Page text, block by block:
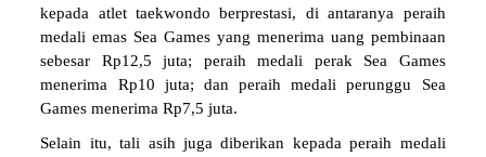
kepada atlet taekwondo berprestasi, di antaranya peraih
medali emas Sea Games yang menerima uang pembinaan
sebesar Rp12,5 juta; peraih medali perak Sea Games
menerima Rp10 juta; dan peraih medali perunggu Sea
Games menerima Rp7,5 juta.
Selain itu, tali asih juga diberikan kepada peraih medali